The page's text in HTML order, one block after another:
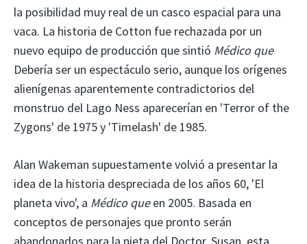
la posibilidad muy real de un casco espacial para una
vaca. La historia de Cotton fue rechazada por un
nuevo equipo de producción que sintió Médico que
Debería ser un espectáculo serio, aunque los orígenes
alienígenas aparentemente contradictorios del
monstruo del Lago Ness aparecerían en 'Terror of the
Zygons' de 1975 y 'Timelash' de 1985.
Alan Wakeman supuestamente volvió a presentar la
idea de la historia despreciada de los años 60, 'El
planeta vivo', a Médico queen 2005. Basada en
conceptos de personajes que pronto serán
abandonados para la nieta del Doctor, Susan, esta